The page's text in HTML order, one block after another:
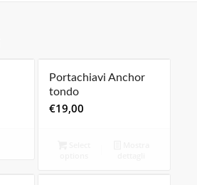
Portachiavi Anchor
tondo
€19,00